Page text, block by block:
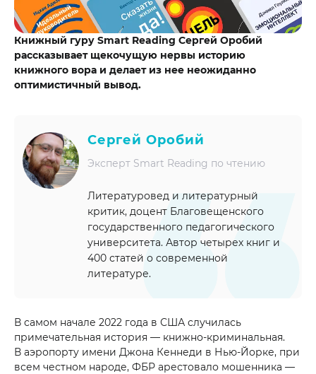
Книжный гуру Smart Reading Сергей Оробий
рассказывает щекочущую нервы историю
книжного вора и делает из нее неожиданно
оптимистичный вывод.
Сергей Оробий
Эксперт Smart Reading по чтению
Литературовед и литературный
критик, доцент Благовещенского
государственного педагогического
университета. Автор четырех книг и
400 статей о современной
литературе.
В самом начале 2022 года в США случилась
примечательная история — книжно-криминальная.
В аэропорту имени Джона Кеннеди в Нью-Йорке, при
всем честном народе, ФБР арестовало мошенника —